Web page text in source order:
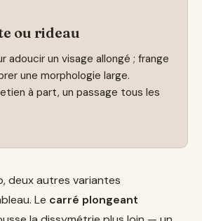
ou rideau
adoucir un visage allongé ; frange
une morphologie large.
à part, un passage tous les
deux autres variantes
Le carré plongeant